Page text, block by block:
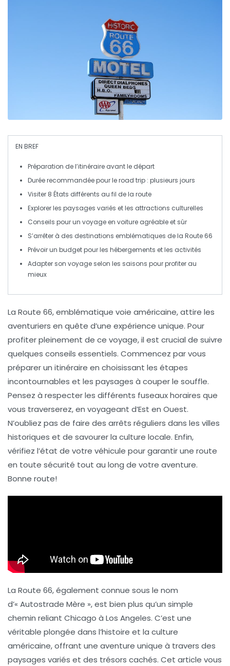
EN BREF
Préparation de l’itinéraire avant le départ
Duréerecommandée pour le road trip : plusieurs jours
Visiter 8 États différents au fil de la route
Explorer les paysages variés et les attractions culturelles
Conseils pour un voyage en voiture agréable et sûr
S’arrêter à des destinations emblématiques de la Route 66
Prévoir un budget pour les hébergements et les activités
Adapter son voyage selon les saisons pour profiter au
mieux
La Route 66, emblématique voie américaine, attire les
aventuriers en quête d’une expérience unique. Pour
profiter pleinement de ce voyage, il est crucial de suivre
quelques conseils essentiels. Commencez par vous
préparer un itinéraire en choisissant les étapes
incontournables et les paysages à couper le souffle.
Pensez à respecter les différents fuseaux horaires que
vous traverserez, en voyageant d’Est en Ouest.
N’oubliez pas de faire des arrêts réguliers dans les villes
historiques et de savourer la culture locale. Enfin,
vérifiez l’état de votre véhicule pour garantir une route
en toute sécurité tout au long de votre aventure.
Bonne route!
La Route 66, également connue sous le nom
d’« Autostrade Mère », est bien plus qu’un simple
chemin reliant Chicago à Los Angeles. C’est une
véritable plongée dans l’histoire et la culture
américaine, offrant une aventure unique à travers des
paysages variés et des trésors cachés. Cet article vous